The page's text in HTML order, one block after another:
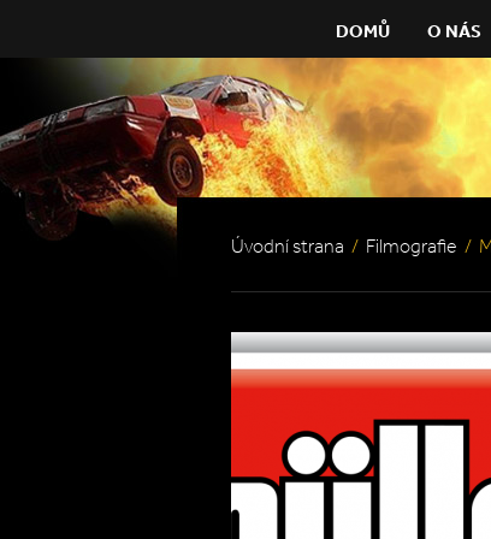
DOMŮ O NÁS
Úvodní strana / Filmografie /